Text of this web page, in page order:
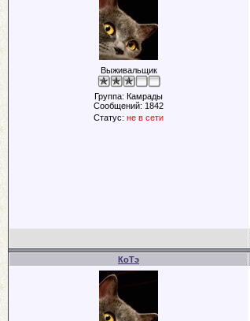
Выживальщик
Группа: Камрады
Сообщений: 1842
Статус: не в сети
КоТэ